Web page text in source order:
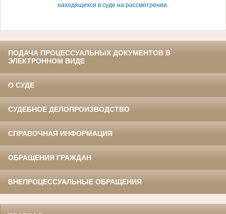
находящихся в суде на рассмотрении.
ПОДАЧА ПРОЦЕССУАЛЬНЫХ ДОКУМЕНТОВ В
ЭЛЕКТРОННОМ ВИДЕ
О СУДЕ
СУДЕБНОЕ ДЕЛОПРОИЗВОДСТВО
СПРАВОЧНАЯ ИНФОРМАЦИЯ
ОБРАЩЕНИЯ ГРАЖДАН
ВНЕПРОЦЕССУАЛЬНЫЕ ОБРАЩЕНИЯ